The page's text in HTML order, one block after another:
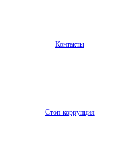
Контакты
Стоп-коррупция